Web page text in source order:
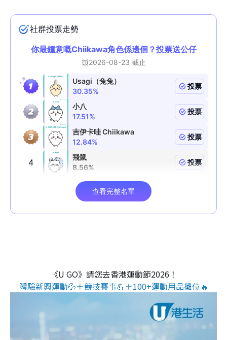
《U GO》請您去香港運動節2026！
體驗新興運動💦＋競技賽事💪＋100+運動用品攤位🔥